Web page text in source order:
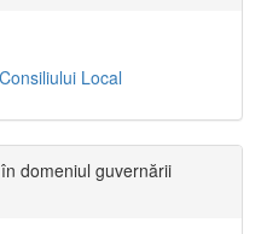
Local
domeniul guvernării